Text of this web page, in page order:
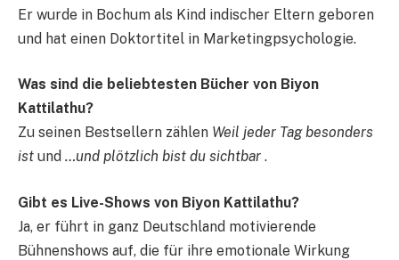
Er wurde in Bochum als Kind indischer Eltern geboren
und hat einen Doktortitel in Marketingpsychologie.
Was sind die beliebtesten Bücher von Biyon
Kattilathu?
Zu seinen Bestsellern zählen Weil jeder Tag besonders
ist und …und plötzlich bist du sichtbar .
Gibt es Live-Shows von Biyon Kattilathu?
Ja, er führt in ganz Deutschland motivierende
Bühnenshows auf, die für ihre emotionale Wirkung